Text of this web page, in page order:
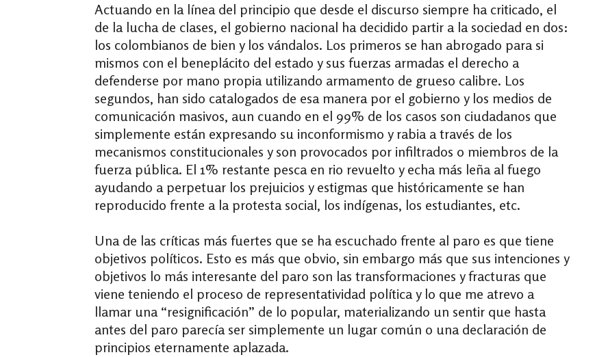
Actuando en la línea del principio que desde el discurso siempre ha criticado, el
de la lucha de clases, el gobierno nacional ha decidido partir a la sociedad en dos:
los colombianos de bien y los vándalos. Los primeros se han abrogado para si
mismos con el beneplácito del estado y sus fuerzas armadas el derecho a
defenderse por mano propia utilizando armamento de grueso calibre. Los
segundos, han sido catalogados de esa manera por el gobierno y los medios de
comunicación masivos, aun cuando en el 99% de los casos son ciudadanos que
simplemente están expresando su inconformismo y rabia a través de los
mecanismos constitucionales y son provocados por infiltrados o miembros de la
fuerza pública. El 1% restante pesca en rio revuelto y echa más leña al fuego
ayudando a perpetuar los prejuicios y estigmas que históricamente se han
reproducido frente a la protesta social, los indígenas, los estudiantes, etc.
Una de las críticas más fuertes que se ha escuchado frente al paro es que tiene
objetivos políticos. Esto es más que obvio, sin embargo más que sus intenciones y
objetivos lo más interesante del paro son las transformaciones y fracturas que
viene teniendo el proceso de representatividad política y lo que me atrevo a
llamar una “resignificación” de lo popular, materializando un sentir que hasta
antes del paro parecía ser simplemente un lugar común o una declaración de
principios eternamente aplazada.